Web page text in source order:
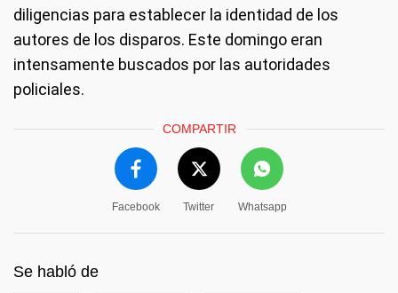
diligencias para establecer la identidad de los
autores de los disparos. Este domingo eran
intensamente buscados por las autoridades
policiales.
COMPARTIR
Facebook Twitter Whatsapp
Se habló de